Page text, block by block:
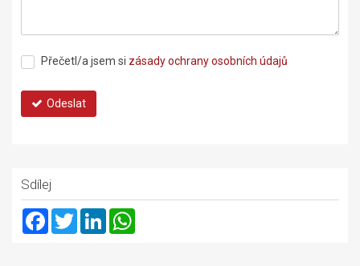
Přečetl/a jsem si zásady ochrany osobních údajů
Odeslat
Sdílej
Facebook
TwitterLinkedIn